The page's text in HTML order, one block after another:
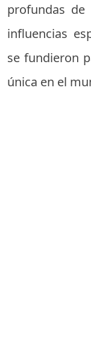
profundas
influencias
se fundieron
única en el